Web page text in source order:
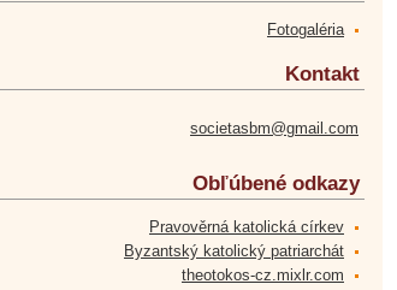
Fotogaléria
Kontakt
societasbm@gmail.com
Obľúbené odkazy
Pravověrná katolická církev
Byzantský katolický patriarchát
theotokos-cz.mixlr.com